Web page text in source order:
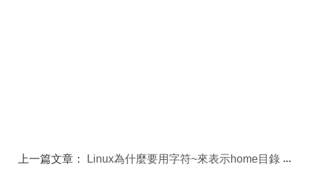
上一篇文章：
Linux為什麼要用字符~來表示home目錄